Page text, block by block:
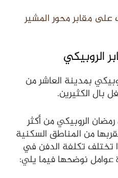
على مقابر محور المشير
الروبيكي
بمدينة العاشر من
الكثيرين.
الروبيكي من أكثر
من المناطق السكنية
تختلف تكلفة الدفن في
عوامل نوضحها فيما يلي: